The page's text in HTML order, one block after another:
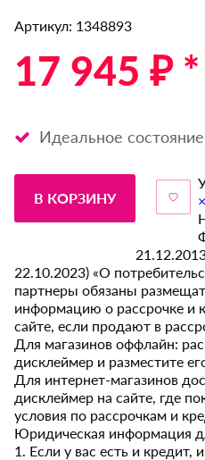
Артикул: 1348893
17 945 ₽ *
Идеальное состояние
В КОРЗИНУ
×
22.10.2023) «О
партнеры обязаны
информацию о рассрочке и
сайте, если продают в
Для магазинов оффлайн:
дисклеймер и разместите
Для интернет-магазинов
дисклеймер на сайте, где
условия по рассрочкам и
Юридическая информация
1. Если у вас есть и кредит,